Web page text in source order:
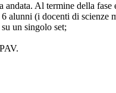
Al termine della
alunni (i docenti di scienze
un singolo set;